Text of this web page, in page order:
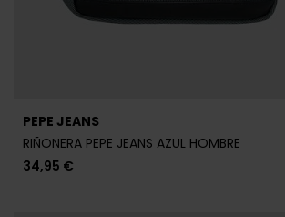
PEPE JEANS
RIÑONERA PEPE JEANS AZUL HOMBRE
34,95 €